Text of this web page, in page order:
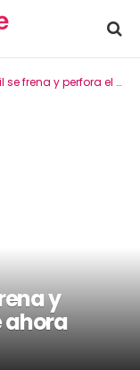
el 3%: qué viene ahora
y
ahora